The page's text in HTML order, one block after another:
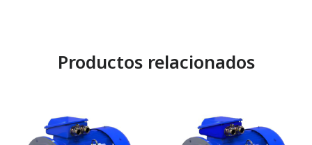
Productos relacionados